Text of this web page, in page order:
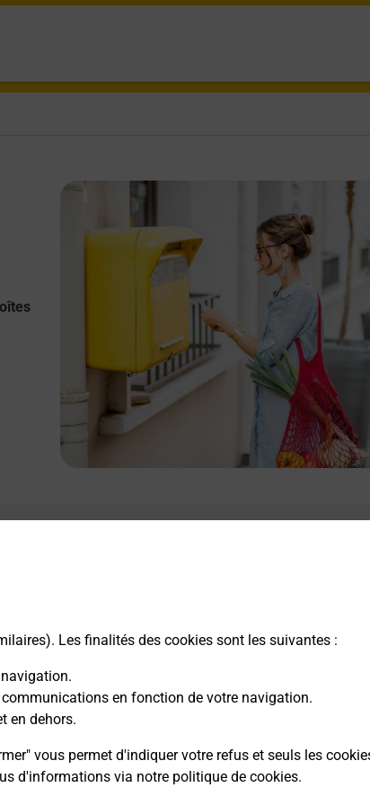
Les finalités des cookies sont les suivantes :
en fonction de votre navigation.
en dehors.
vous permet d'indiquer votre refus et seuls les
d'informations via notre politique de cookies.